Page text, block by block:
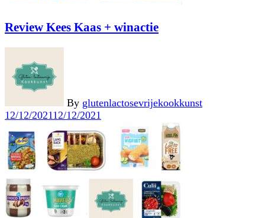
Review Kees Kaas + winactie
By glutenlactosevrijekookkunst
12/12/202112/12/2021